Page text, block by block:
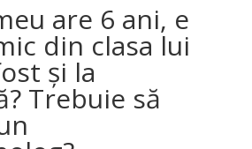
are 6 ani, e
din clasa lui
și la
Trebuie să